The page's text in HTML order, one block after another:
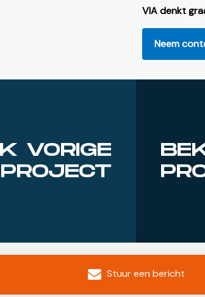
VIA denkt
Neem
VORIGE
PROJECT
Stuur een bericht